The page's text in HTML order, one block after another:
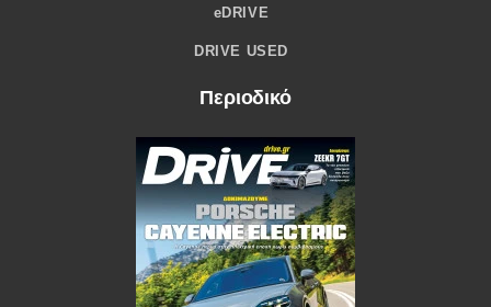
eDRIVE
DRIVE USED
Περιοδικό